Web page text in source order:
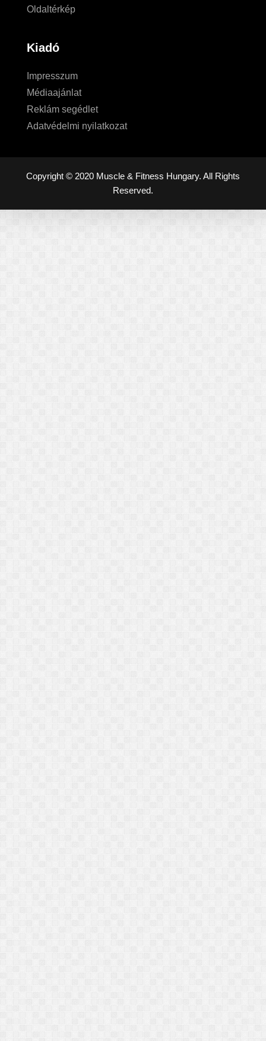
Oldaltérkép
Kiadó
Impresszum
Médiaajánlat
Reklám segédlet
Adatvédelmi nyilatkozat
Copyright © 2020 Muscle & Fitness Hungary. All Rights
Reserved.